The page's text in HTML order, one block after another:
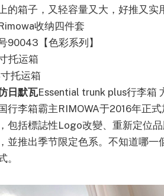
的箱子，又轻容量又大，好推又实
收纳四件套
90043【色彩系列】
托运箱
托运箱
日默瓦Essential trunk plus行李箱
行李箱霸主RIMOWA于2016年正
包括標誌性Logo改變、重新定位
並推出季节限定色系。不知道哪一
。